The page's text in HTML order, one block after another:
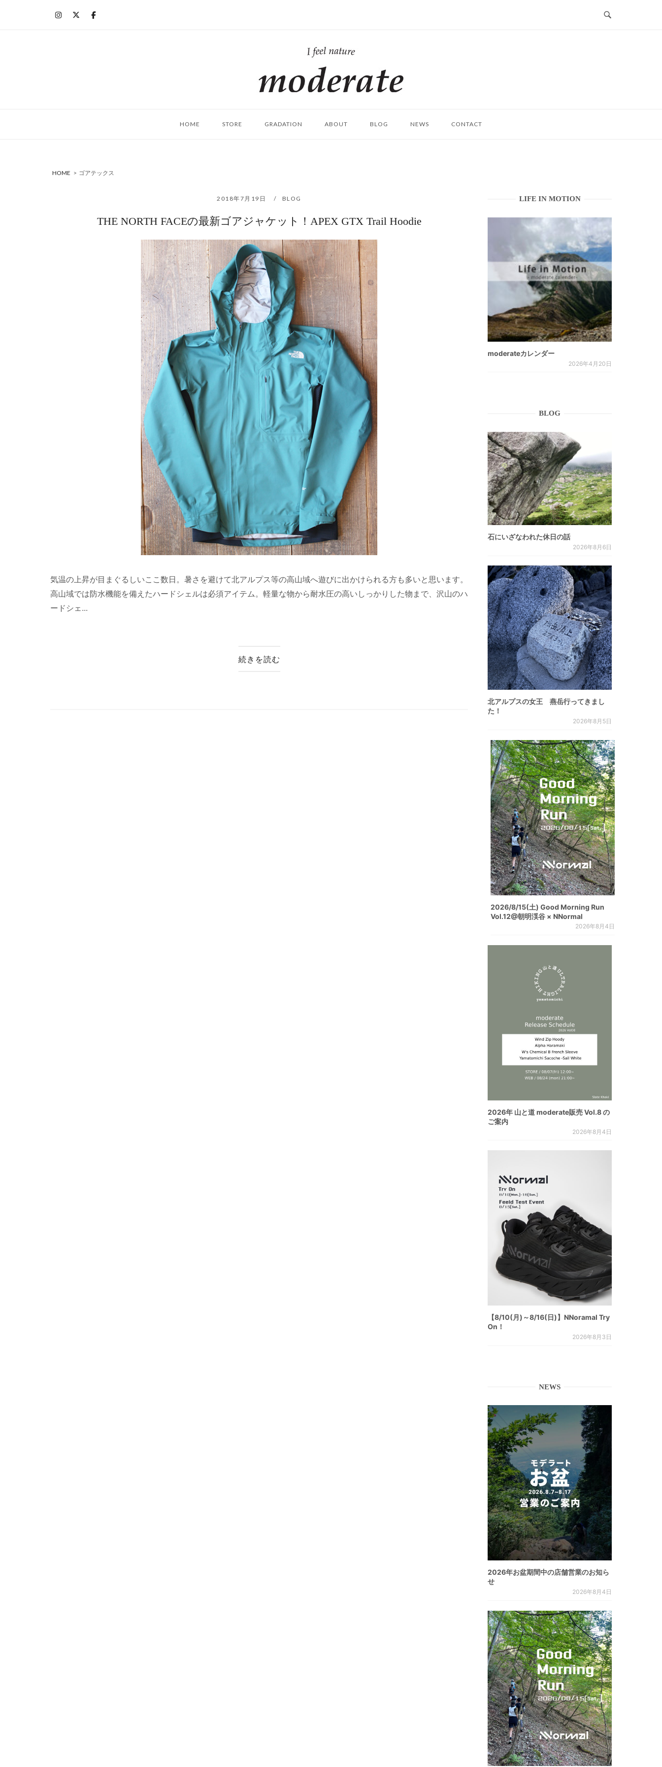
ム
HOME STORE GRADATION ABOUT BLOG NEWS CONTACT
HOME > ゴアテックス
2018年7月19日 BLOG
THE NORTH FACEの最新ゴアジャケット！APEX GTX Trail Hoodie
気温の上昇が目まぐるしいここ数日。暑さを避けて北アルプス等の高山域へ遊びに出かけられる方も多いと思います。
高山域では防水機能を備えたハードシェルは必須アイテム。軽量な物から耐水圧の高いしっかりした物まで、沢山のハ
ードシェ...
続きを読む
LIFE IN MOTION
moderateカレンダー
2026年4月20日
BLOG
石にいざなわれた休日の話
2026年8月6日
北アルプスの女王 燕岳行ってきまし
た！
2026年8月5日
2026/8/15(土) Good Morning Run
Vol.12@朝明渓谷 × NNormal
2026年8月4日
2026年 山と道 moderate販売 Vol.8 の
ご案内
2026年8月4日
【8/10(月)～8/16(日)】NNoramal Try
On！
2026年8月3日
NEWS
2026年お盆期間中の店舗営業のお知ら
せ
2026年8月4日